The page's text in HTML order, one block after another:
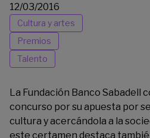
12/03/2016
Cultura y artes
Premios
Talento
La Fundación Banco Sabadell
concurso por su apuesta por
cultura y acercándola a la
este certamen destaca